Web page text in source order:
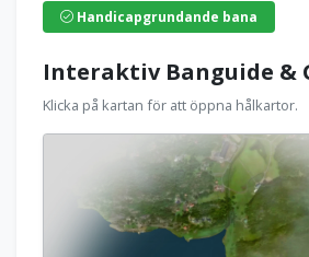
Handicapgrundande bana
Interaktiv Banguide &
Klicka på kartan för att öppna hålkartor.